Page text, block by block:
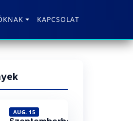
KAPCSOLAT
AUG. 15